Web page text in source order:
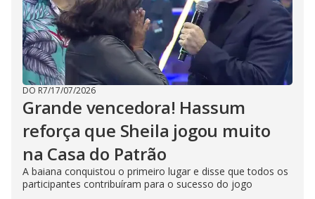
DO R7/17/07/2026
Grande vencedora! Hassum
reforça que Sheila jogou muito
na Casa do Patrão
A baiana conquistou o primeiro lugar e disse que todos os
participantes contribuíram para o sucesso do jogo